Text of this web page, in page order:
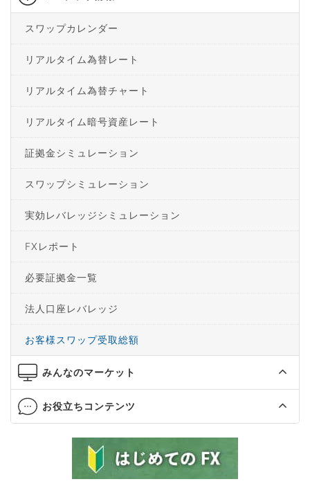
スワップカレンダー
リアルタイム為替レート
リアルタイム為替チャート
リアルタイム暗号資産レート
証拠金シミュレーション
スワップシミュレーション
実効レバレッジシミュレーション
FXレポート
必要証拠金一覧
法人口座レバレッジ
お客様スワップ受取総額
みんなのマーケット
お役立ちコンテンツ